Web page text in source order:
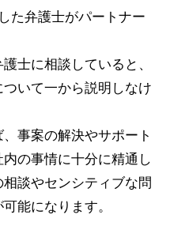
た弁護士がパートナー
士に相談していると、
いて一から説明しなけ
事案の解決やサポート
の事情に十分に精通し
談やセンシティブな問
能になります。